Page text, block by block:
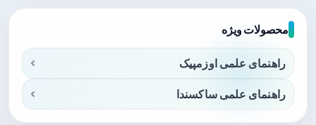
محصولات ویژه
راهنمای علمی اوزمپیک
راهنمای علمی ساکسندا